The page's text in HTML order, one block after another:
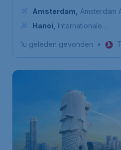
Amsterdam
Amsterdam
Schiphol
Hanoi
Internationale
1u geleden gevonden •